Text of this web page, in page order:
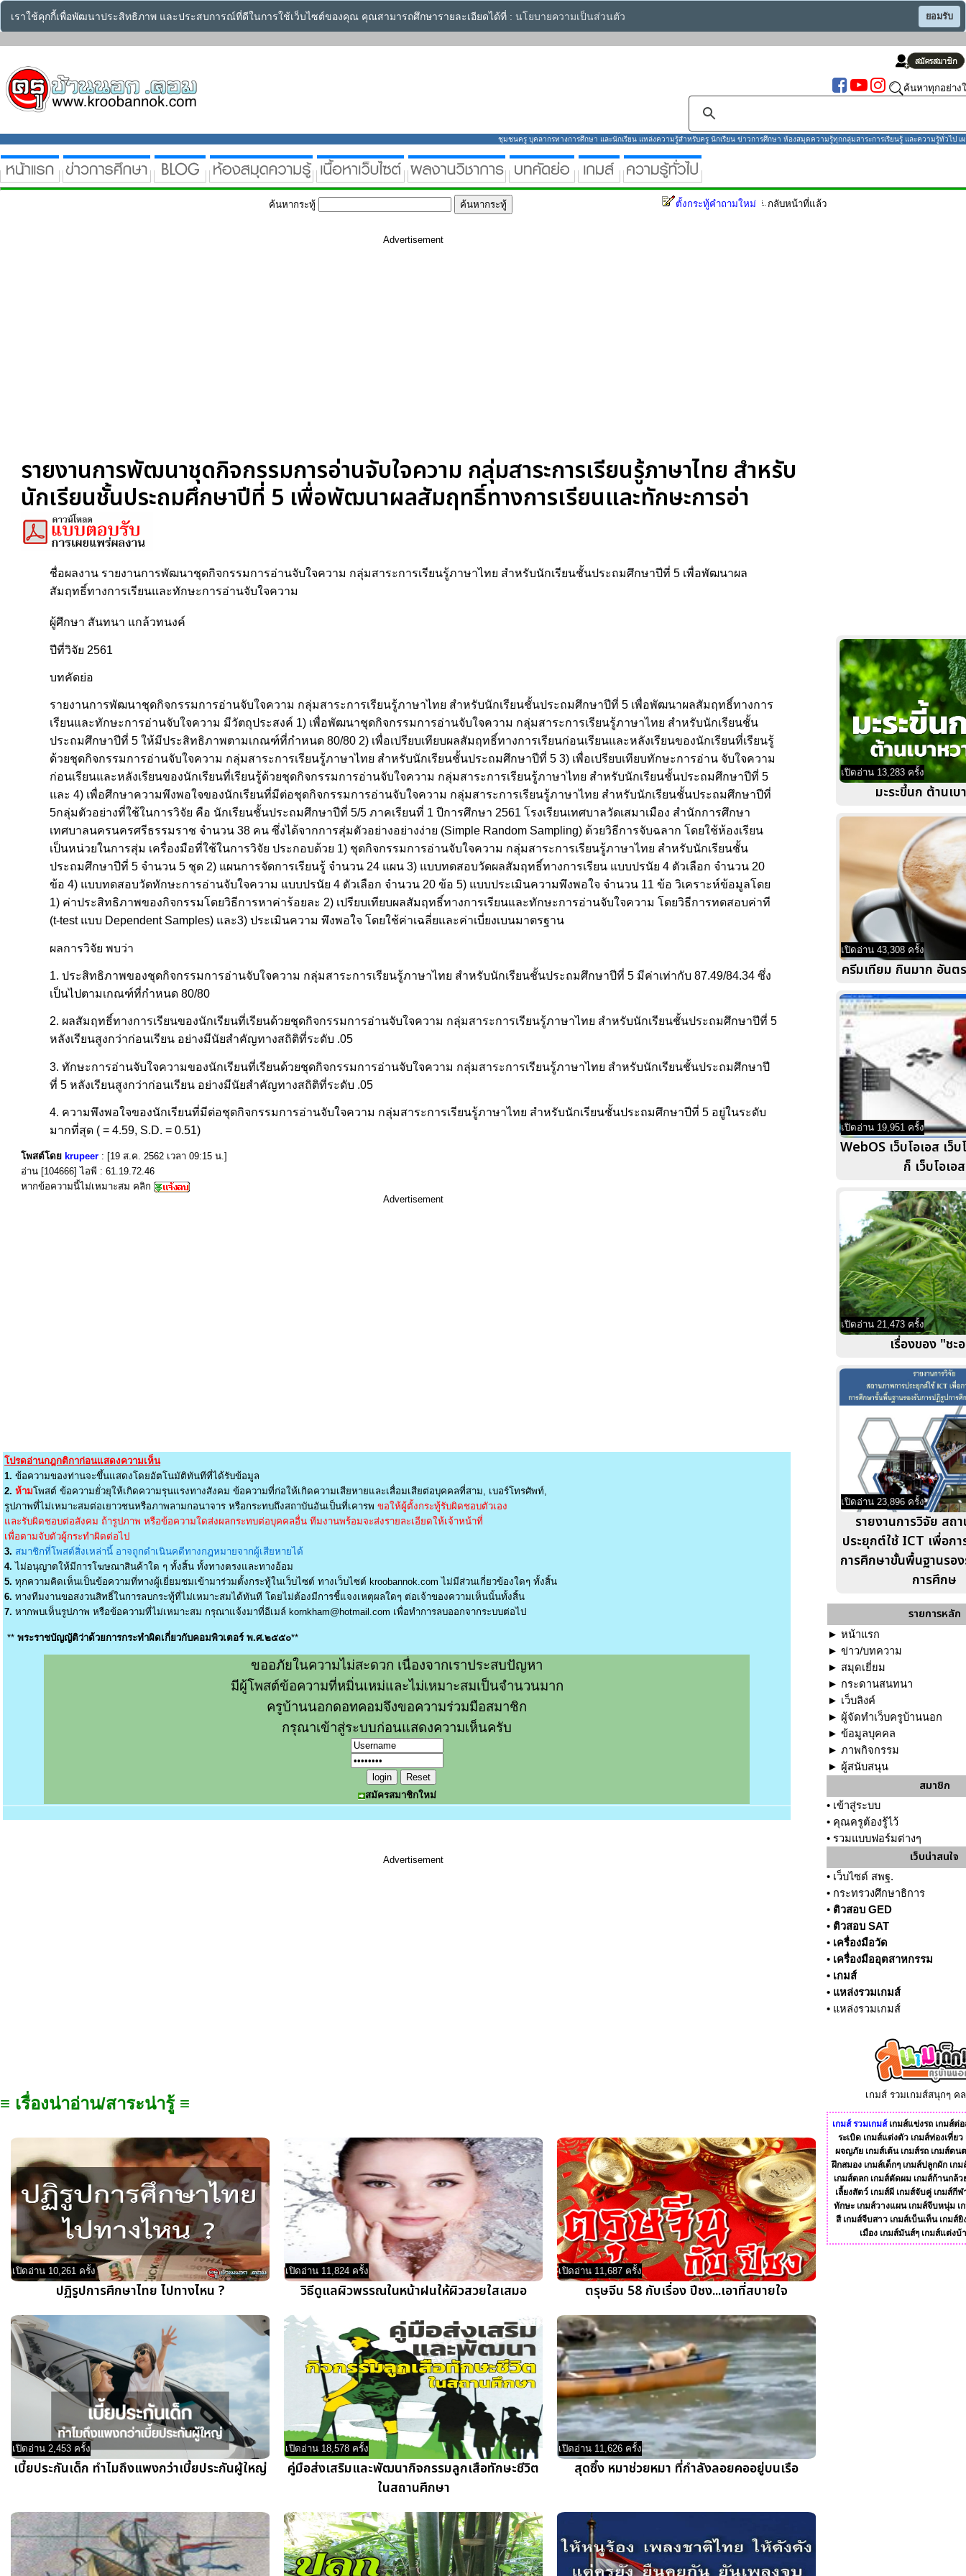
เราใช้คุกกี้เพื่อพัฒนาประสิทธิภาพ และประสบการณ์ที่ดีในการใช้เว็บไซต์ของคุณ คุณสามารถศึกษารายละเอียดได้ที่ : นโยบายความเป็นส่วนตัว ยอมรับ
ค้นหาทุกอย่าง
ชุมชนครู บุคลากรทางการศึกษา และนักเรียน แหล่งความรู้สำหรับครู นักเรียน ข่าวการศึกษา ห้องสมุดความรู้ทุกกลุ่มสาระการเรียนรู้ และความรู้ทั่วไป เ
ค้นหากระทู้ ตั้งกระทู้คำถามใหม่ กลับหน้าที่แล้ว
Advertisement
รายงานการพัฒนาชุดกิจกรรมการอ่านจับใจความ กลุ่มสาระการเรียนรู้ภาษาไทย สำหรับ
นักเรียนชั้นประถมศึกษาปีที่ 5 เพื่อพัฒนาผลสัมฤทธิ์ทางการเรียนและทักษะการอ่า
ชื่อผลงาน รายงานการพัฒนาชุดกิจกรรมการอ่านจับใจความ กลุ่มสาระการเรียนรู้ภาษาไทย สำหรับนักเรียนชั้นประถมศึกษาปีที่ 5 เพื่อพัฒนาผล
สัมฤทธิ์ทางการเรียนและทักษะการอ่านจับใจความ
ผู้ศึกษา สันทนา แกล้วทนงค์
ปีที่วิจัย 2561
บทคัดย่อ
รายงานการพัฒนาชุดกิจกรรมการอ่านจับใจความ กลุ่มสาระการเรียนรู้ภาษาไทย สำหรับนักเรียนชั้นประถมศึกษาปีที่ 5 เพื่อพัฒนาผลสัมฤทธิ์ทางการ
เรียนและทักษะการอ่านจับใจความ มีวัตถุประสงค์ 1) เพื่อพัฒนาชุดกิจกรรมการอ่านจับใจความ กลุ่มสาระการเรียนรู้ภาษาไทย สำหรับนักเรียนชั้น
ประถมศึกษาปีที่ 5 ให้มีประสิทธิภาพตามเกณฑ์ที่กำหนด 80/80 2) เพื่อเปรียบเทียบผลสัมฤทธิ์ทางการเรียนก่อนเรียนและหลังเรียนของนักเรียนที่เรียนรู้
ด้วยชุดกิจกรรมการอ่านจับใจความ กลุ่มสาระการเรียนรู้ภาษาไทย สำหรับนักเรียนชั้นประถมศึกษาปีที่ 5 3) เพื่อเปรียบเทียบทักษะการอ่าน จับใจความ
ก่อนเรียนและหลังเรียนของนักเรียนที่เรียนรู้ด้วยชุดกิจกรรมการอ่านจับใจความ กลุ่มสาระการเรียนรู้ภาษาไทย สำหรับนักเรียนชั้นประถมศึกษาปีที่ 5
และ 4) เพื่อศึกษาความพึงพอใจของนักเรียนที่มีต่อชุดกิจกรรมการอ่านจับใจความ กลุ่มสาระการเรียนรู้ภาษาไทย สำหรับนักเรียนชั้นประถมศึกษาปีที่
5กลุ่มตัวอย่างที่ใช้ในการวิจัย คือ นักเรียนชั้นประถมศึกษาปีที่ 5/5 ภาคเรียนที่ 1 ปีการศึกษา 2561 โรงเรียนเทศบาลวัดเสมาเมือง สำนักการศึกษา
เทศบาลนครนครศรีธรรมราช จำนวน 38 คน ซึ่งได้จากการสุ่มตัวอย่างอย่างง่าย (Simple Random Sampling) ด้วยวิธีการจับฉลาก โดยใช้ห้องเรียน
เป็นหน่วยในการสุ่ม เครื่องมือที่ใช้ในการวิจัย ประกอบด้วย 1) ชุดกิจกรรมการอ่านจับใจความ กลุ่มสาระการเรียนรู้ภาษาไทย สำหรับนักเรียนชั้น
ประถมศึกษาปีที่ 5 จำนวน 5 ชุด 2) แผนการจัดการเรียนรู้ จำนวน 24 แผน 3) แบบทดสอบวัดผลสัมฤทธิ์ทางการเรียน แบบปรนัย 4 ตัวเลือก จำนวน 20
ข้อ 4) แบบทดสอบวัดทักษะการอ่านจับใจความ แบบปรนัย 4 ตัวเลือก จำนวน 20 ข้อ 5) แบบประเมินความพึงพอใจ จำนวน 11 ข้อ วิเคราะห์ข้อมูลโดย
1) ค่าประสิทธิภาพของกิจกรรมโดยวิธีการหาค่าร้อยละ 2) เปรียบเทียบผลสัมฤทธิ์ทางการเรียนและทักษะการอ่านจับใจความ โดยวิธีการทดสอบค่าที
(t-test แบบ Dependent Samples) และ3) ประเมินความ พึงพอใจ โดยใช้ค่าเฉลี่ยและค่าเบี่ยงเบนมาตรฐาน
ผลการวิจัย พบว่า
1. ประสิทธิภาพของชุดกิจกรรมการอ่านจับใจความ กลุ่มสาระการเรียนรู้ภาษาไทย สำหรับนักเรียนชั้นประถมศึกษาปีที่ 5 มีค่าเท่ากับ 87.49/84.34 ซึ่ง
เป็นไปตามเกณฑ์ที่กำหนด 80/80
2. ผลสัมฤทธิ์ทางการเรียนของนักเรียนที่เรียนด้วยชุดกิจกรรมการอ่านจับใจความ กลุ่มสาระการเรียนรู้ภาษาไทย สำหรับนักเรียนชั้นประถมศึกษาปีที่ 5
หลังเรียนสูงกว่าก่อนเรียน อย่างมีนัยสำคัญทางสถิติที่ระดับ .05
3. ทักษะการอ่านจับใจความของนักเรียนที่เรียนด้วยชุดกิจกรรมการอ่านจับใจความ กลุ่มสาระการเรียนรู้ภาษาไทย สำหรับนักเรียนชั้นประถมศึกษาปี
ที่ 5 หลังเรียนสูงกว่าก่อนเรียน อย่างมีนัยสำคัญทางสถิติที่ระดับ .05
4. ความพึงพอใจของนักเรียนที่มีต่อชุดกิจกรรมการอ่านจับใจความ กลุ่มสาระการเรียนรู้ภาษาไทย สำหรับนักเรียนชั้นประถมศึกษาปีที่ 5 อยู่ในระดับ
มากที่สุด ( = 4.59, S.D. = 0.51)
โพสต์โดย krupeer : [19 ส.ค. 2562 เวลา 09:15 น.]
อ่าน [104666] ไอพี : 61.19.72.46
หากข้อความนี้ไม่เหมาะสม คลิก
Advertisement
โปรดอ่านกฎกติกาก่อนแสดงความเห็น
1. ข้อความของท่านจะขึ้นแสดงโดยอัตโนมัติทันทีที่ได้รับข้อมูล
2. ห้ามโพสต์ ข้อความยั่วยุให้เกิดความรุนแรงทางสังคม ข้อความที่ก่อให้เกิดความเสียหายและเสื่อมเสียต่อบุคคลที่สาม, เบอร์โทรศัพท์,
รูปภาพที่ไม่เหมาะสมต่อเยาวชนหรือภาพลามกอนาจาร หรือกระทบถึงสถาบันอันเป็นที่เคารพ ขอให้ผู้ตั้งกระทู้รับผิดชอบตัวเอง
และรับผิดชอบต่อสังคม ถ้ารูปภาพ หรือข้อความใดส่งผลกระทบต่อบุคคลอื่น ทีมงานพร้อมจะส่งรายละเอียดให้เจ้าหน้าที่
เพื่อตามจับตัวผู้กระทำผิดต่อไป
3. สมาชิกที่โพสต์สิ่งเหล่านี้ อาจถูกดำเนินคดีทางกฎหมายจากผู้เสียหายได้
4. ไม่อนุญาตให้มีการโฆษณาสินค้าใด ๆ ทั้งสิ้น ทั้งทางตรงและทางอ้อม
5. ทุกความคิดเห็นเป็นข้อความที่ทางผู้เยี่ยมชมเข้ามาร่วมตั้งกระทู้ในเว็บไซต์ ทางเว็บไซต์ kroobannok.com ไม่มีส่วนเกี่ยวข้องใดๆ ทั้งสิ้น
6. ทางทีมงานขอสงวนสิทธิ์ในการลบกระทู้ที่ไม่เหมาะสมได้ทันที โดยไม่ต้องมีการชี้แจงเหตุผลใดๆ ต่อเจ้าของความเห็นนั้นทั้งสิ้น
7. หากพบเห็นรูปภาพ หรือข้อความที่ไม่เหมาะสม กรุณาแจ้งมาที่อีเมล์ kornkham@hotmail.com เพื่อทำการลบออกจากระบบต่อไป
** พระราชบัญญัติว่าด้วยการกระทำผิดเกี่ยวกับคอมพิวเตอร์ พ.ศ.๒๕๕๐**
ขออภัยในความไม่สะดวก เนื่องจากเราประสบปัญหา
มีผู้โพสต์ข้อความที่หมิ่นเหม่และไม่เหมาะสมเป็นจำนวนมาก
ครูบ้านนอกดอทคอมจึงขอความร่วมมือสมาชิก
กรุณาเข้าสู่ระบบก่อนแสดงความเห็นครับ
สมัครสมาชิกใหม่
Advertisement
≡ เรื่องน่าอ่าน/สาระน่ารู้ ≡
เปิดอ่าน 10,261 ครั้ง
ปฏิรูปการศึกษาไทย ไปทางไหน ?
เปิดอ่าน 11,824 ครั้ง
วิธีดูแลผิวพรรณในหน้าฝนให้ผิวสวยใสเสมอ
เปิดอ่าน 11,687 ครั้ง
ตรุษจีน 58 กับเรื่อง ปีชง...เอาที่สบายใจ
เปิดอ่าน 2,453 ครั้ง
เบี้ยประกันเด็ก ทำไมถึงแพงกว่าเบี้ยประกันผู้ใหญ่
เปิดอ่าน 18,578 ครั้ง
คู่มือส่งเสริมและพัฒนากิจกรรมลูกเสือทักษะชีวิต
ในสถานศึกษา
เปิดอ่าน 11,626 ครั้ง
สุดซึ้ง หมาช่วยหมา ที่กำลังลอยคออยู่บนเรือ
เปิดอ่าน 13,283 ครั้ง
มะระขี้นก ต้านเบ
เปิดอ่าน 43,308 ครั้ง
ครีมเทียม กินมาก อันต
เปิดอ่าน 19,951 ครั้ง
WebOS เว็บโอเอส เว็บ
ก็ เว็บโอเอส
เปิดอ่าน 21,473 ครั้ง
เรื่องของ "ชะ
เปิดอ่าน 23,896 ครั้ง
รายงานการวิจัย สถ
ประยุกต์ใช้ ICT เพื่อก
การศึกษาขั้นพื้นฐานรอ
การศึกษ
รายการหลัก
► หน้าแรก
► ข่าว/บทความ
► สมุดเยี่ยม
► กระดานสนทนา
► เว็บลิงค์
► ผู้จัดทำเว็บครูบ้านนอก
► ข้อมูลบุคคล
► ภาพกิจกรรม
► ผู้สนับสนุน
สมาชิก
• เข้าสู่ระบบ
• คุณครูต้องรู้ไว้
• รวมแบบฟอร์มต่างๆ
เว็บน่าสนใจ
• เว็บไซต์ สพฐ.
• กระทรวงศึกษาธิการ
• ติวสอบ GED
• ติวสอบ SAT
• เครื่องมือวัด
• เครื่องมืออุตสาหกรรม
• เกมส์
• แหล่งรวมเกมส์
• แหล่งรวมเกมส์
เกมส์ รวมเกมส์สนุกๆ ค
เกมส์ รวมเกมส์ เกมส์แข่งรถ เกมส์ต่อ
ระเบิด เกมส์แต่งตัว เกมส์ท่องเที่ยว
ผจญภัย เกมส์เต้น เกมส์รถ เกมส์ดน
ฝึกสมอง เกมส์เด็กๆ เกมส์ปลูกผัก เก
เกมส์ตลก เกมส์ตัดผม เกมส์ก้านกล้ว
เลี้ยงสัตว์ เกมส์ผี เกมส์จับคู่ เกมส์กีฬ
ทักษะ เกมส์วางแผน เกมส์จีบหนุ่ม เ
สี เกมส์จีบสาว เกมส์เบ็นเท็น เกมส์ยิ
เมือง เกมส์มันส์ๆ เกมส์แต่งบ้